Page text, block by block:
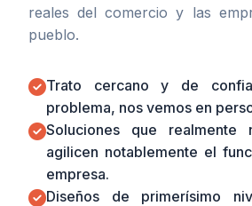
reales del comercio y las
pueblo.
Trato cercano y de
problema, nos vemos en
Soluciones que realmente
agilicen notablemente el
empresa.
Diseños de primerísimo